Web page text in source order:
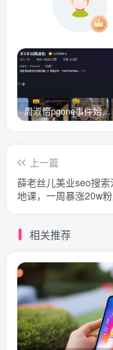
周淑怡pgone事件始末，周淑怡现状
上一篇
薛老丝儿美业seo搜索
地课，一周暴涨20w
相关推荐